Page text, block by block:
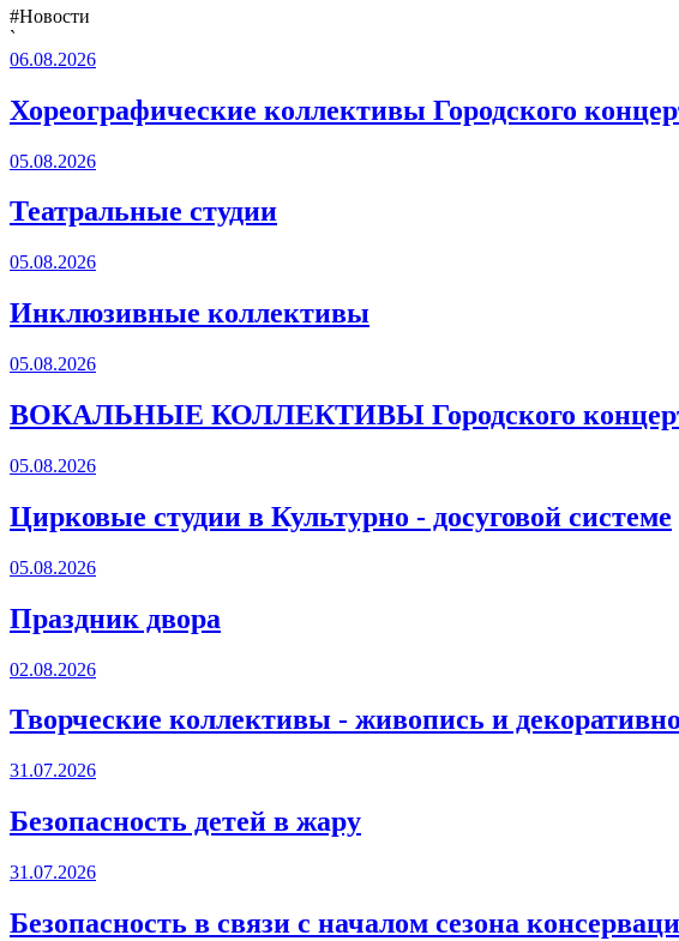
#Новости
`
06.08.2026
Хореографические коллективы Городского
05.08.2026
Театральные студии
05.08.2026
Инклюзивные коллективы
05.08.2026
ВОКАЛЬНЫЕ КОЛЛЕКТИВЫ Городского
05.08.2026
Цирковые студии в Культурно - досуговой системе
05.08.2026
Праздник двора
02.08.2026
Творческие коллективы - живопись и
31.07.2026
Безопасность детей в жару
31.07.2026
Безопасность в связи с началом сезона